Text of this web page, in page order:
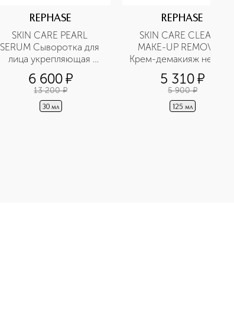
REPHASE
SKIN CARE PEARL
SERUM Сыворотка для
лица укрепляющая
восстанавливающая
6 600¤
13 200 ¤
30 мл
REPHASE
SKIN CARE CLEANY
MAKE-UP REMOVER
Крем-демакияж
очищающий
5 310¤
5 900 ¤
125 мл